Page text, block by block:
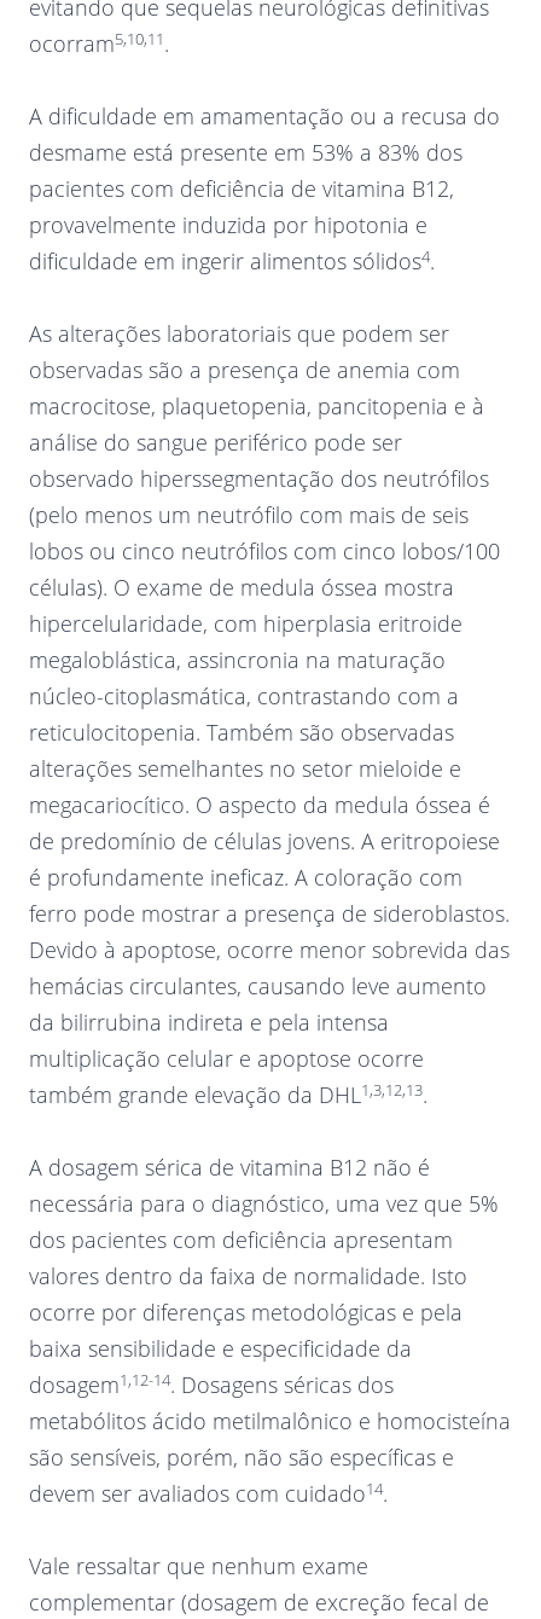
evitando que sequelas neurológicas definitivas
ocorram5,10,11.
A dificuldade em amamentação ou a recusa do
desmame está presente em 53% a 83% dos
pacientes com deficiência de vitamina B12,
provavelmente induzida por hipotonia e
dificuldade em ingerir alimentos sólidos4.
As alterações laboratoriais que podem ser
observadas são a presença de anemia com
macrocitose, plaquetopenia, pancitopenia e à
análise do sangue periférico pode ser
observado hiperssegmentação dos neutrófilos
(pelo menos um neutrófilo com mais de seis
lobos ou cinco neutrófilos com cinco lobos/100
células). O exame de medula óssea mostra
hipercelularidade, com hiperplasia eritroide
megaloblástica, assincronia na maturação
núcleo-citoplasmática, contrastando com a
reticulocitopenia. Também são observadas
alterações semelhantes no setor mieloide e
megacariocítico. O aspecto da medula óssea é
de predomínio de células jovens. A eritropoiese
é profundamente ineficaz. A coloração com
ferro pode mostrar a presença de sideroblastos.
Devido à apoptose, ocorre menor sobrevida das
hemácias circulantes, causando leve aumento
da bilirrubina indireta e pela intensa
multiplicação celular e apoptose ocorre
também grande elevação da DHL1,3,12,13.
A dosagem sérica de vitamina B12 não é
necessária para o diagnóstico, uma vez que 5%
dos pacientes com deficiência apresentam
valores dentro da faixa de normalidade. Isto
ocorre por diferenças metodológicas e pela
baixa sensibilidade e especificidade da
dosagem1,12-14. Dosagens séricas dos
metabólitos ácido metilmalônico e homocisteína
são sensíveis, porém, não são específicas e
devem ser avaliados com cuidado14.
Vale ressaltar que nenhum exame
complementar (dosagem de excreção fecal de